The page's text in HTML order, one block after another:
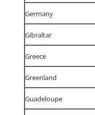
Germany
Gibraltar
Greece
Greenland
Guadeloupe